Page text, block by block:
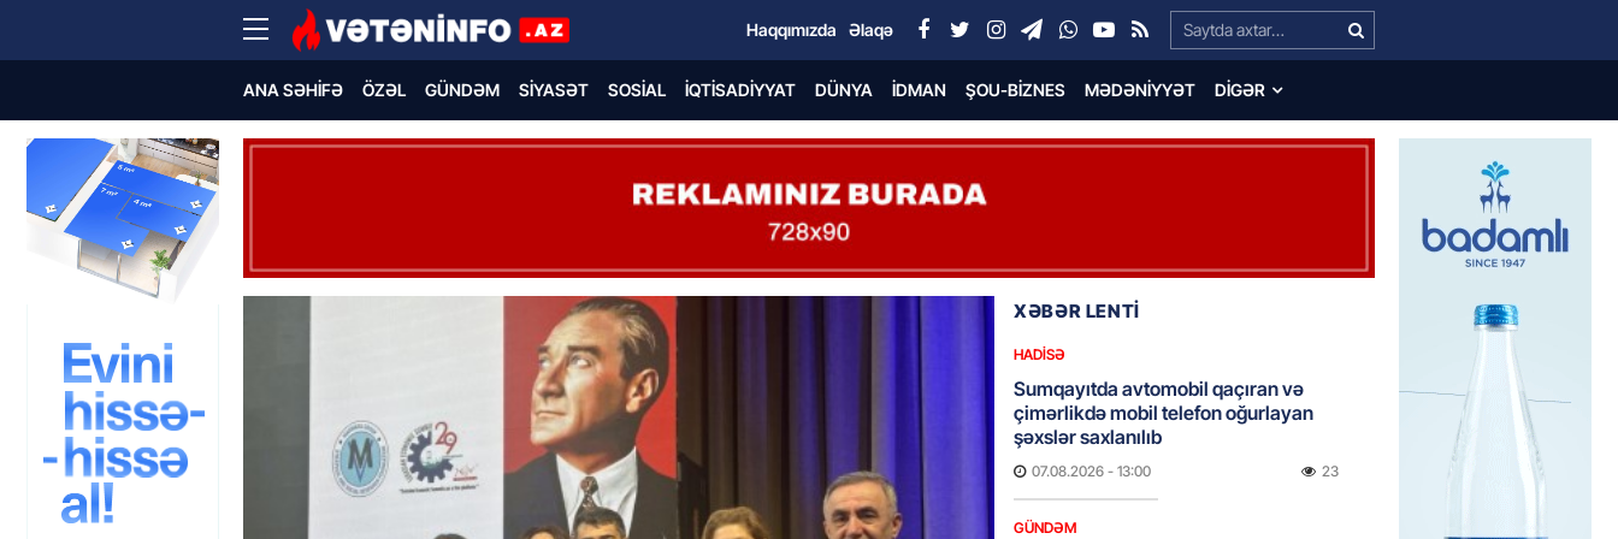
Search…
Haqqımızda Əlaqə
ANA SƏHIFƏ ÖZƏL GÜNDƏM SIYASƏT SOSIAL İQTISADIYYAT DÜNYA İDMAN ŞOU-BIZNES MƏDƏNIYYƏT DIGƏR
XƏBƏR LENTİ
HADISƏ
Sumqayıtda avtomobil qaçıran və
çimərlikdə mobil telefon oğurlayan
şəxslər saxlanılıb
07.08.2026 - 13:00 23
GÜNDƏM